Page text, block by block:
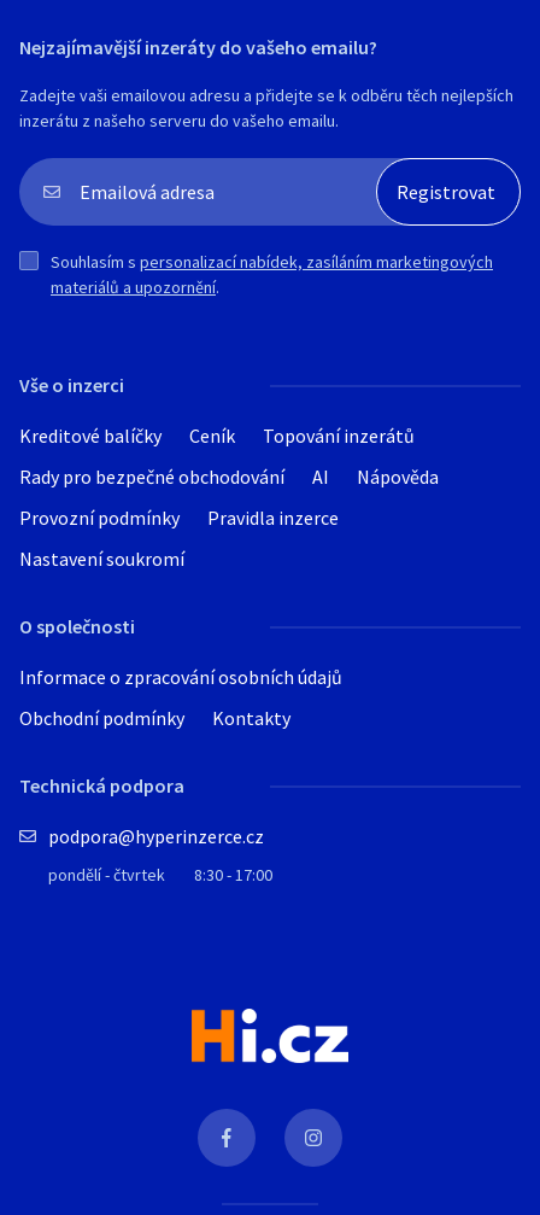
Vše o inzerci
Kreditové balíčky Ceník
Topování inzerátů
Rady pro bezpečné obchodování
AI
Nápověda
Provozní podmínky
Pravidla inzerce
Nastavení soukromí
O společnosti
Informace o zpracování osobních údajů
Obchodní podmínky
Kontakty
Technická podpora
podpora@hyperinzerce.cz
pondělí - čtvrtek 8:30 - 17:00
Nejzajímavější inzeráty do vašeho emailu?
Zadejte vaši emailovou adresu a přidejte se k odběru těch nejlepších
inzerátu z našeho serveru do vašeho emailu.
Souhlasím s personalizací nabídek, zasíláním marketingových
materiálů a upozornění.